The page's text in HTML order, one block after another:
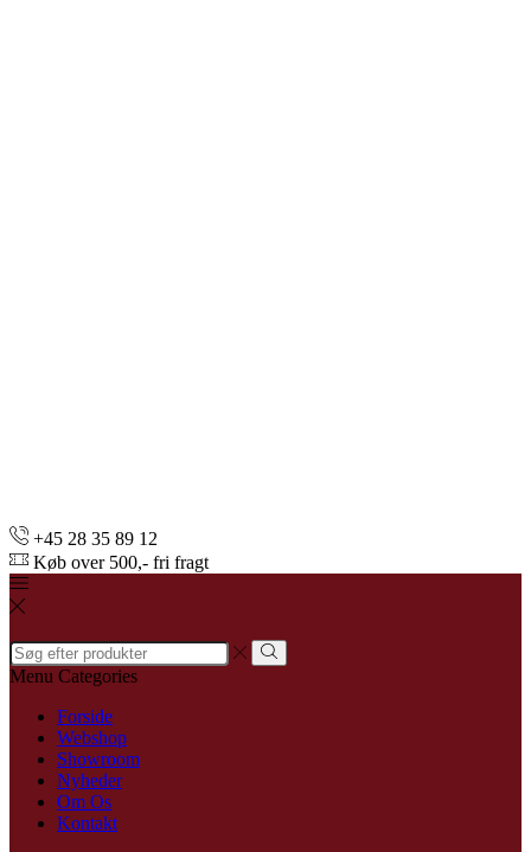
+45 28 35 89 12
Køb over 500,- fri fragt
Search
input
Menu Categories
Forside
Webshop
Showroom
Nyheder
Om Os
Kontakt